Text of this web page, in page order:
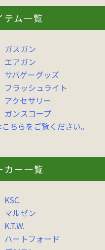
テム一覧
ガスガン
エアガン
サバゲーグッズ
フラッシュライト
アクセサリー
ガンスコープ
ちらをご覧ください。
カー一覧
KSC
マルゼン
K.T.W.
ハートフォード